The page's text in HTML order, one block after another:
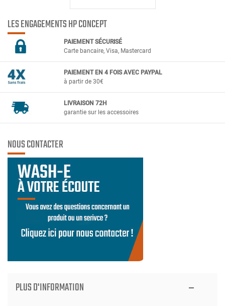
LES ENGAGEMENTS HP CONCEPT
PAIEMENT SÉCURISÉ
Carte bancaire, Visa, Mastercard
PAIEMENT EN 4 FOIS AVEC PAYPAL
à partir de 30€
LIVRAISON 72H
garantie sur les accessoires
NOUS CONTACTER
PLUS D'INFORMATION